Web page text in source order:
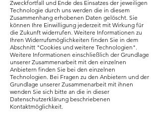
Zweckfortfall und Ende des Einsatzes der jeweiligen
Technologie durch uns werden die in diesem
Zusammenhang erhobenen Daten gelöscht. Sie
können Ihre Einwilligung jederzeit mit Wirkung für
die Zukunft widerrufen. Weitere Informationen zu
Ihren Widerrufsmöglichkeiten finden Sie in dem
Abschnitt "Cookies und weitere Technologien".
Weitere Informationen einschließlich der Grundlage
unserer Zusammenarbeit mit den einzelnen
Anbietern finden Sie bei den einzelnen
Technologien. Bei Fragen zu den Anbietern und der
Grundlage unserer Zusammenarbeit mit ihnen
wenden Sie sich bitte an die in dieser
Datenschutzerklärung beschriebenen
Kontaktmöglichkeit.